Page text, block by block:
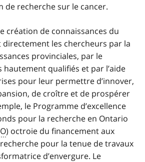
de recherche sur le cancer.
création de connaissances du
les chercheurs par la
provinciales, par le
qualifiés et par l’aide
pour leur permettre d’innover,
de croître et de prospérer
le Programme d’excellence
pour la recherche en Ontario
) octroie du financement aux
pour la tenue de travaux
d’envergure. Le